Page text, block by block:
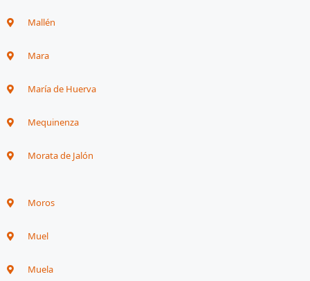
Mallén
Mara
María de Huerva
Mequinenza
Morata de Jalón
Moros
Muel
Muela